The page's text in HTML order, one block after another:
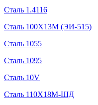
Сталь 1.4116
Сталь 100Х13М (ЭИ-515)
Сталь 1055
Сталь 1095
Сталь 10V
Сталь 110Х18М-ШД